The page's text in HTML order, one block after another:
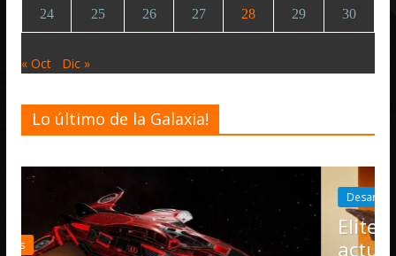
24 25 26 27 28 29 30
« Oct Dic »
Lo último de la Galaxia!
Elite Dangerous recibe la
actualización 4.4.0: llegan